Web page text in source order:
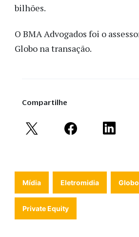
bilhões.
O BMA Advogados foi o
Globo na transação.
Compartilhe
Mídia Eletromidia Globo
Private Equity